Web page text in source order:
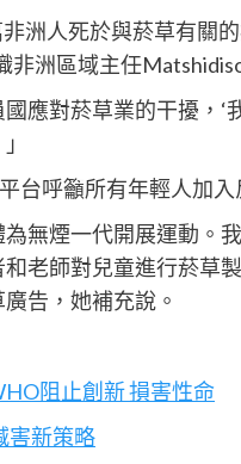
非洲人死於與菸草有關
非洲區域主任
應對菸草業的干擾，
台呼籲所有年輕人加入
為無煙一代開展運動
老師對兒童進行菸草
告，她補充說。
阻止創新 損害性命
害新策略